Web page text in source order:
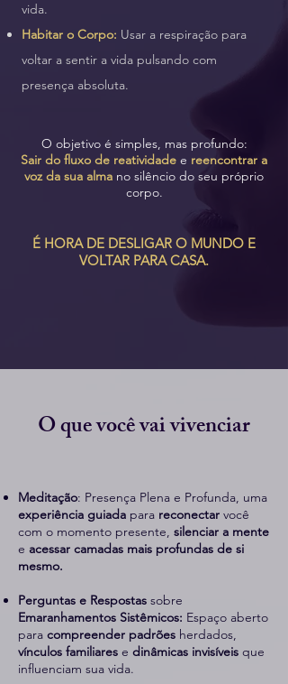
vida.
Habitar o Corpo: Usar a respiração para
voltar a sentir a vida pulsando com
presença absoluta.
O objetivo é simples, mas profundo:
Sair do fluxo de reatividade e reencontrar a
voz da sua alma no silêncio do seu próprio
corpo.
É HORA DE DESLIGAR O MUNDO E
VOLTAR PARA CASA.
O que você vai vivenciar
Meditação: Presença Plena e Profunda, uma
experiência guiada para reconectar você
com o momento presente, silenciar a mente
e acessar camadas mais profundas de si
mesmo.​
Perguntas e Respostas sobre
Emaranhamentos Sistêmicos: Espaço aberto
para compreender padrões herdados,
vínculos familiares e dinâmicas invisíveis que
influenciam sua vida.